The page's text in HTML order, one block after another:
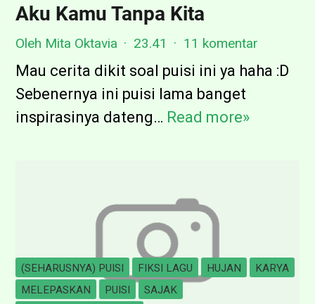
Aku Kamu Tanpa Kita
Oleh Mita Oktavia 23.41 11 komentar
Mau cerita dikit soal puisi ini ya haha :D
Sebenernya ini puisi lama banget
inspirasinya dateng… Read more»
u
T
(SEHARUSNYA) PUISI FIKSI LAGU HUJAN
KARYA
MELEPASKAN
PUISI
SAJAK